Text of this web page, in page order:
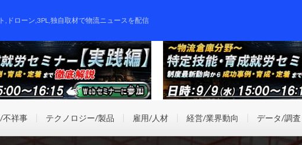
,ドローン,3PL,独自取材で物流ニュースを配信
不祥事 テクノロジー/製品 雇用/人材 経営/業界動向 データ/調査